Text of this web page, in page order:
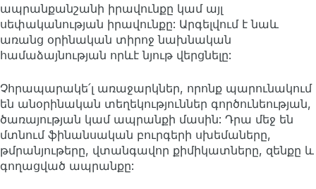
ապրանքանշանի իրավունքը կամ այլ
սեփականության իրավունքը: Արգելվում է նաև
առանց օրինական տիրոջ նախնական
համաձայնության որևէ նյութ վերցնելը:
Չհրապարակե՛լ առաջարկներ, որոնք պարունակում
են անօրինական տեղեկություններ գործունեության,
ծառայության կամ ապրանքի մասին: Դրա մեջ են
մտնում ֆինանսական բուրգերի սխեմաները,
թմրանյութերը, վտանգավոր քիմիկատները, զենքը և
գողացված ապրանքը: